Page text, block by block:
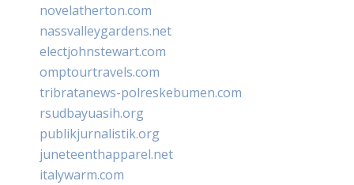
novelatherton.com
nassvalleygardens.net
electjohnstewart.com
omptourtravels.com
tribratanews-polreskebumen.com
rsudbayuasih.org
publikjurnalistik.org
juneteenthapparel.net
italywarm.com